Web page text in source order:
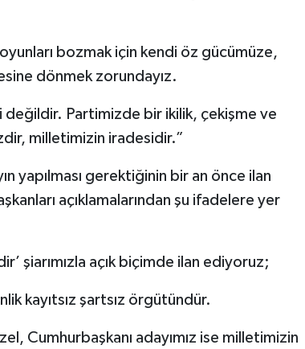
bozmak için kendi öz gücümüze,
dönmek zorundayız.
Partimizde bir ikilik, çekişme ve
milletimizin iradesidir.”
yapılması gerektiğinin bir an önce ilan
açıklamalarından şu ifadelere yer
şiarımızla açık biçimde ilan ediyoruz;
kayıtsız şartsız örgütündür.
Cumhurbaşkanı adayımız ise milletimizin